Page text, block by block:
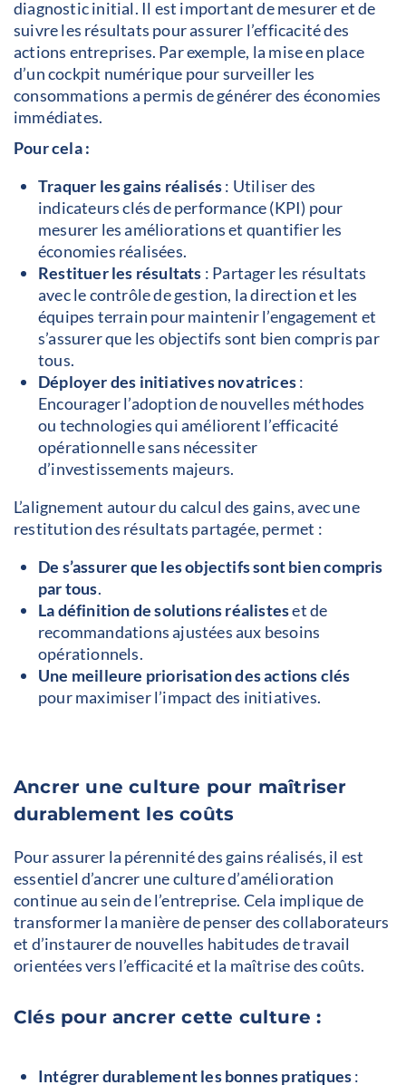
diagnostic initial. Il est important de mesurer et de
suivre les résultats pour assurer l’efficacité des
actions entreprises. Par exemple, la mise en place
d’un cockpit numérique pour surveiller les
consommations a permis de générer des économies
immédiates.
Pour cela :
Traquer les gains réalisés: Utiliser des
indicateurs clés de performance (KPI) pour
mesurer les améliorations et quantifier les
économies réalisées.
Restituer les résultats : Partager les résultats
avec le contrôle de gestion, la direction et les
équipes terrain pour maintenir l’engagement et
s’assurer que les objectifs sont bien compris par
tous.
Déployer des initiatives novatrices:
Encourager l’adoption de nouvelles méthodes
ou technologies qui améliorent l’efficacité
opérationnelle sans nécessiter
d’investissements majeurs.
L’alignement autour du calcul des gains, avec une
restitution des résultats partagée, permet :
De s’assurer que les objectifs sont bien compris
par tous.
La définition de solutions réalisteset de
recommandations ajustées aux besoins
opérationnels.
Une meilleure priorisation des actions clés
pour maximiser l’impact des initiatives.
Ancrer une culture pour maîtriser
durablement les coûts
Pour assurer la pérennité des gains réalisés, il est
essentiel d’ancrer une culture d’amélioration
continue au sein de l’entreprise. Cela implique de
transformer la manière de penser des collaborateurs
et d’instaurer de nouvelles habitudes de travail
orientées vers l’efficacité et la maîtrise des coûts.
Clés pour ancrer cette culture :
Intégrer durablement les bonnes pratiques: